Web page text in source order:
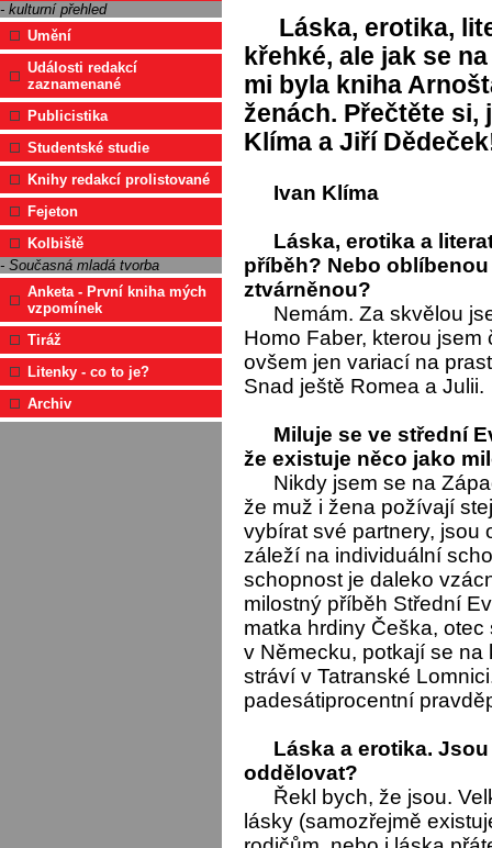
- kulturní přehled
Umění
Události redakcí
zaznamenané
Publicistika
Studentské studie
Knihy redakcí prolistované
Fejeton
Kolbiště
- Současná mladá tvorba
Anketa - První kniha mých
vzpomínek
Tiráž
Litenky - co to je?
Archiv
Láska, erotika,
křehké, ale jak se
mi byla kniha
ženách. Přečtěte si,
Klíma a Jiří
Ivan Klíma
Láska, erotika a
příběh? Nebo
ztvárněnou?
Nemám. Za skvělou
Homo Faber, kterou
ovšem jen variací na
Snad ještě Romea a Julii.
Miluje se ve střední
že existuje něco jako
Nikdy jsem se na
že muž i žena požívají
vybírat své partnery, jsou
záleží na individuální
schopnost je daleko
milostný příběh Střední
matka hrdiny Češka,
v Německu, potkají se
stráví v Tatranské
padesátiprocentní
Láska a erotika.
oddělovat?
Řekl bych, že jsou.
lásky (samozřejmě